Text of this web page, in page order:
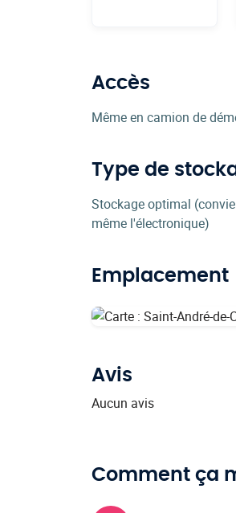
Accès
Même en camion de
Type de
Stockage optimal
même l'électronique)
Emplacement
Avis
Aucun avis
Comment ça